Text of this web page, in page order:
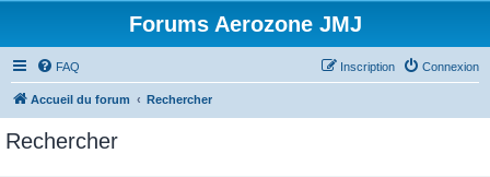
Forums Aerozone JMJ
FAQ Connexion
Inscription
Accueil du forum Rechercher
Rechercher